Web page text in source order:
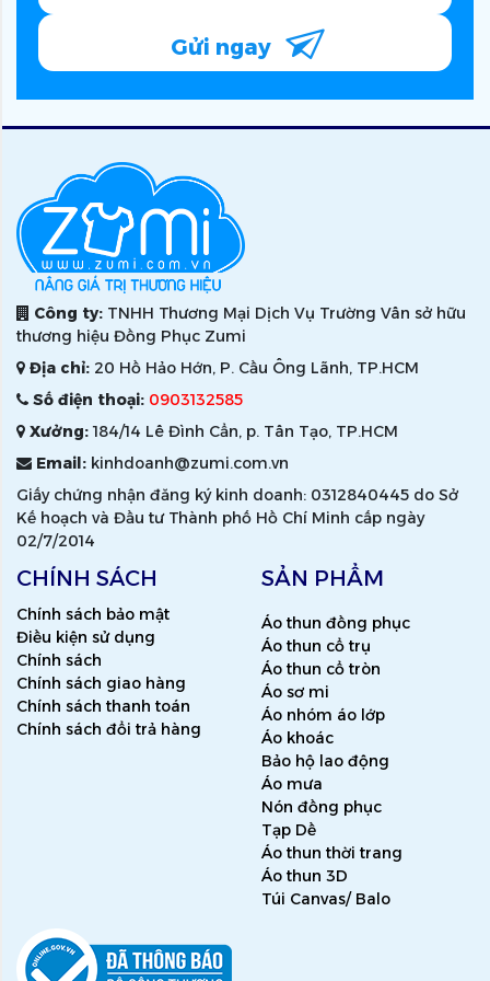
Gửi ngay
Công ty: TNHH Thương Mại Dịch Vụ Trường Vân sở hữu
thương hiệu Đồng Phục Zumi
Địa chỉ: 20 Hồ Hảo Hớn, P. Cầu Ông Lãnh, TP.HCM
Số điện thoại: 0903132585
Xưởng:184/14 Lê Đình Cẩn, p. Tân Tạo, TP.HCM
Email: kinhdoanh@zumi.com.vn
Giấy chứng nhận đăng ký kinh doanh: 0312840445 do Sở
Kế hoạch và Đầu tư Thành phố Hồ Chí Minh cấp ngày
02/7/2014
CHÍNH SÁCH
Chính sách bảo mật
Điều kiện sử dụng
Chính sách
Chính sách giao hàng
Chính sách thanh toán
Chính sách đổi trả hàng
SẢN PHẨM
Áo thun đồng phục
Áo thun cổ trụ
Áo thun cổ tròn
Áo sơ mi
Áo nhóm áo lớp
Áo khoác
Bảo hộ lao động
Áo mưa
Nón đồng phục
Tạp Dề
Áo thun thời trang
Áo thun 3D
Túi Canvas/ Balo